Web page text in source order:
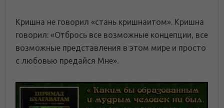
Кришна не говорил «стань кришнаитом». Кришна
говорил: «Отбрось все возможные концепции, все
возможные представления в этом мире и просто
с любовью предайся Мне».